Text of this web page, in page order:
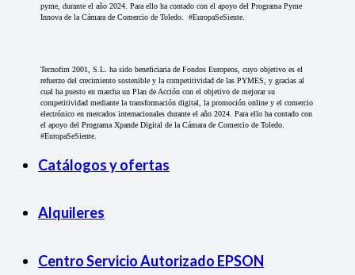
pyme, durante el año 2024. Para ello ha contado con el apoyo del Programa Pyme
Innova de la Cámara de Comercio de Toledo. #EuropaSeSiente.
Tecnofim 2001, S.L. ha sido beneficiaria de Fondos Europeos, cuyo objetivo es el
refuerzo del crecimiento sostenible y la competitividad de las PYMES, y gracias al
cual ha puesto en marcha un Plan de Acción con el objetivo de mejorar su
competitividad mediante la transformación digital, la promoción online y el comercio
electrónico en mercados internacionales durante el año 2024. Para ello ha contado con
el apoyo del Programa Xpande Digital de la Cámara de Comercio de Toledo.
#EuropaSeSiente.
Catálogos y ofertas
Alquileres
Centro Servicio Autorizado EPSON